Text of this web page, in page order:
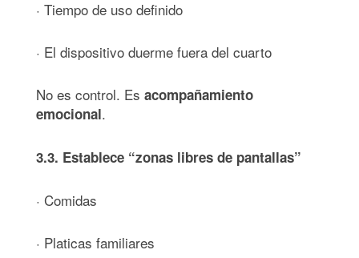
· Tiempo de uso definido
· El dispositivo duerme fuera del cuarto
No es control. Es acompañamiento
emocional.
3.3. Establece “zonas libres de pantallas”
· Comidas
· Platicas familiares